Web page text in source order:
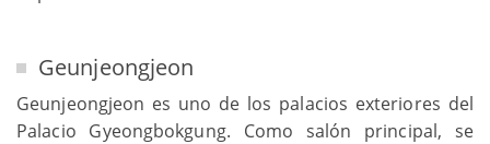
Geunjeongjeon
Geunjeongjeon es uno de los palacios exteriores del
Palacio Gyeongbokgung. Como salón principal, se